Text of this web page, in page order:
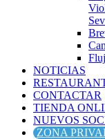
NOTICIAS
CONTACTAR
TIENDA
NUEVOS
ZONA